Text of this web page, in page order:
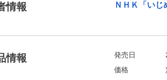
情報 ＮＨＫ「い
情報 発売日
価格